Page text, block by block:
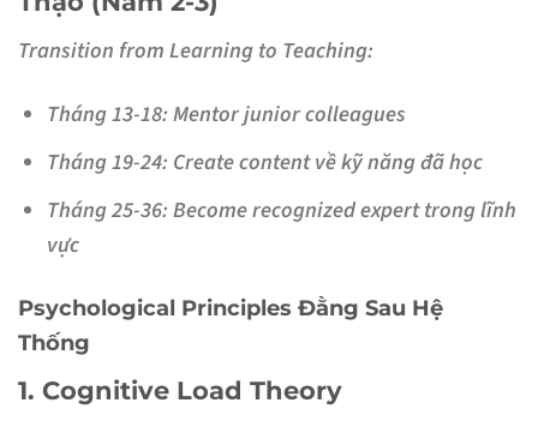
Transition from Learning to Teaching:
Tháng 13-18: Mentor junior colleagues
Tháng 19-24: Create content về kỹ năng đã học
Tháng 25-36: Become recognized expert trong lĩnh
vực
Psychological Principles Đằng Sau Hệ
Thống
1. Cognitive Load Theory